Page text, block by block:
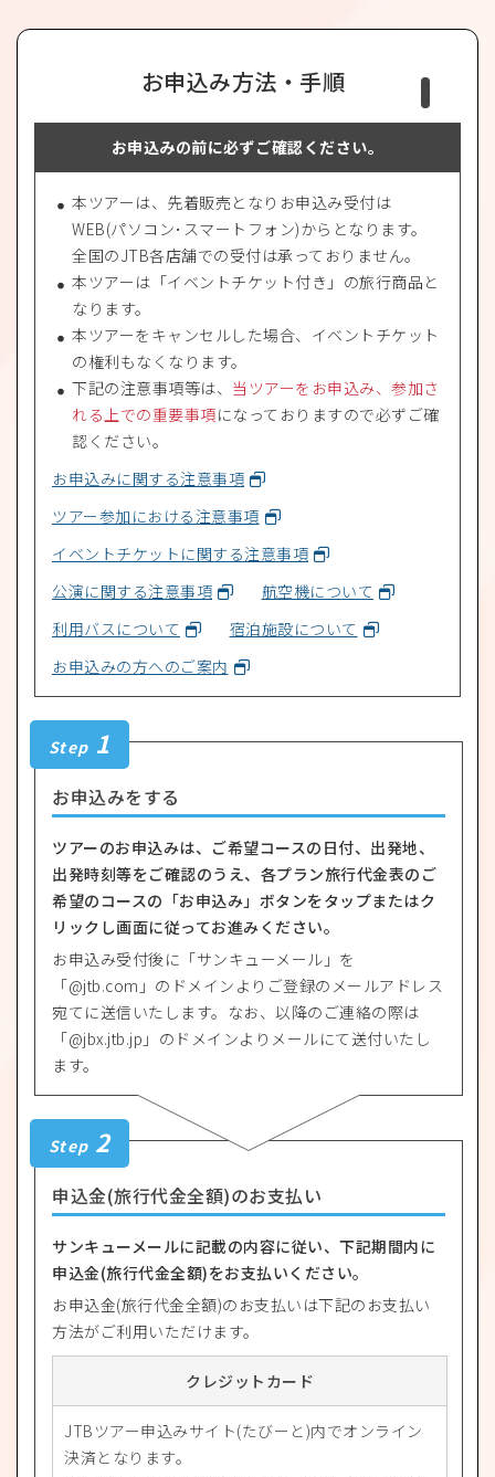
お申込み方法・手順
お申込みの前に必ずご確認ください。
本ツアーは、先着販売となりお申込み受付は
WEB(パソコン･スマートフォン)からとなります。
全国のJTB各店舗での受付は承っておりません。
本ツアーは「イベントチケット付き」の旅行商品と
なります。
本ツアーをキャンセルした場合、イベントチケット
の権利もなくなります。
下記の注意事項等は、 当ツアーをお申込み、参加さ
れる上での重要事項になっておりますので必ずご確
認ください。
お申込みに関する注意事項
ツアー参加における注意事項
イベントチケットに関する注意事項
公演に関する注意事項
航空機について
利用バスについて
宿泊施設について
お申込みの方へのご案内
Step 1
お申込みをする
ツアーのお申込みは、ご希望コースの日付、出発地、
出発時刻等をご確認のうえ、各プラン旅行代金表のご
希望のコースの「お申込み」ボタンをタップまたはク
リックし画面に従ってお進みください。
お申込み受付後に「サンキューメール」を
「@jtb.com」のドメインよりご登録のメールアドレス
宛てに送信いたします。なお、以降のご連絡の際は
「@jbx.jtb.jp」のドメインよりメールにて送付いたし
ます。
Step 2
申込金(旅行代金全額)のお支払い
サンキューメールに記載の内容に従い、下記期間内に
申込金(旅行代金全額)をお支払いください。
お申込金(旅行代金全額)のお支払いは下記のお支払い
方法がご利用いただけます。
クレジットカード
JTBツアー申込みサイト(たびーと)内でオンライン
決済となります。